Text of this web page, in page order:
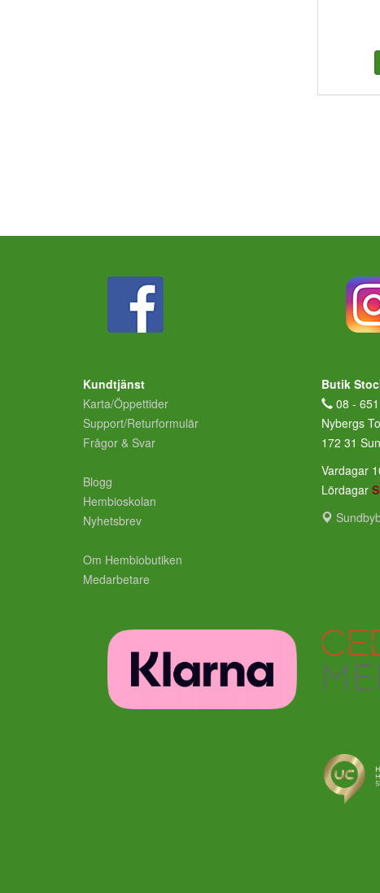
Kundtjänst
Karta/Öppettider
Support/Returformulär
Frågor & Svar
Blogg
Hembioskolan
Nyhetsbrev
Om Hembiobutiken
Medarbetare
Butik
08 -
Nybergs
172 31
Vardagar
Lördagar